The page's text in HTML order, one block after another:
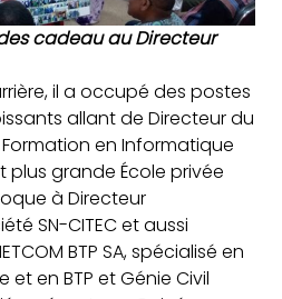
cadeau au Directeur
il a occupé des postes
allant de Directeur du
en Informatique
plus grande École privée
à Directeur
SN-CITEC et aussi
BTP SA, spécialisé en
en BTP et Génie Civil